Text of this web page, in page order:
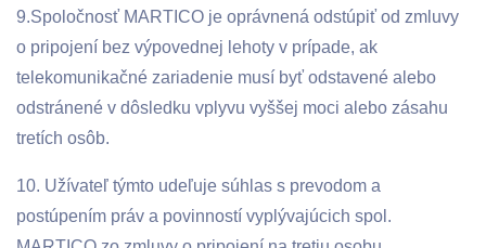
9.Spoločnosť MARTICO je oprávnená odstúpiť od zmluvy
o pripojení bez výpovednej lehoty v prípade, ak
telekomunikačné zariadenie musí byť odstavené alebo
odstránené v dôsledku vplyvu vyššej moci alebo zásahu
tretích osôb.
10. Užívateľ týmto udeľuje súhlas s prevodom a
postúpením práv a povinností vyplývajúcich spol.